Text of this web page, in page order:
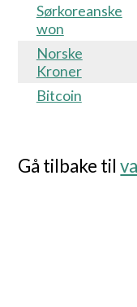
Sørkoreanske
won
Norske
Kroner
Bitcoin
Gå tilbake til